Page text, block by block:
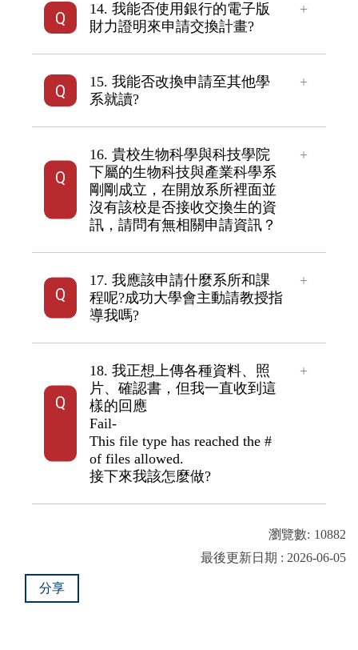
14. 我能否使用銀行的電子版
財力證明來申請交換計畫?
15. 我能否改換申請至其他學
系就讀?
16. 貴校生物科學與科技學院
下屬的生物科技與產業科學系
剛剛成立，在開放系所裡面並
沒有該校是否接收交換生的資
訊，請問有無相關申請資訊？
17. 我應該申請什麼系所和課
程呢?成功大學會主動請教授指
導我嗎?
18. 我正想上傳各種資料、照
片、確認書，但我一直收到這
樣的回應
Fail-
This file type has reached the #
of files allowed.
接下來我該怎麼做?
瀏覽數: 10882
最後更新日期 : 2026-06-05
分享